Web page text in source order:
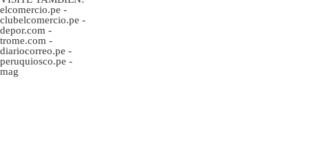
elcomercio.pe -
clubelcomercio.pe -
depor.com -
trome.com -
diariocorreo.pe -
peruquiosco.pe -
mag